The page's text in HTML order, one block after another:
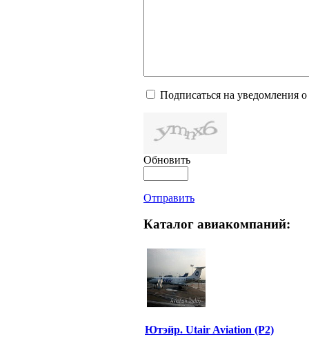
Подписаться на уведомления
Обновить
Отправить
Каталог авиакомпаний:
Ютэйр. Utair Aviation (P2)